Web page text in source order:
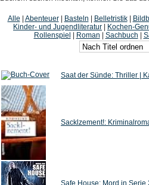
Alle
Abenteuer| Basteln Belletristik|
Kinder- und Jugendliteratur
Kochen-
Rollenspiel
Roman Sachbuch
Saat der Sünde: Thriller |
Sacklzement!:
Safe House: Mord in Serie